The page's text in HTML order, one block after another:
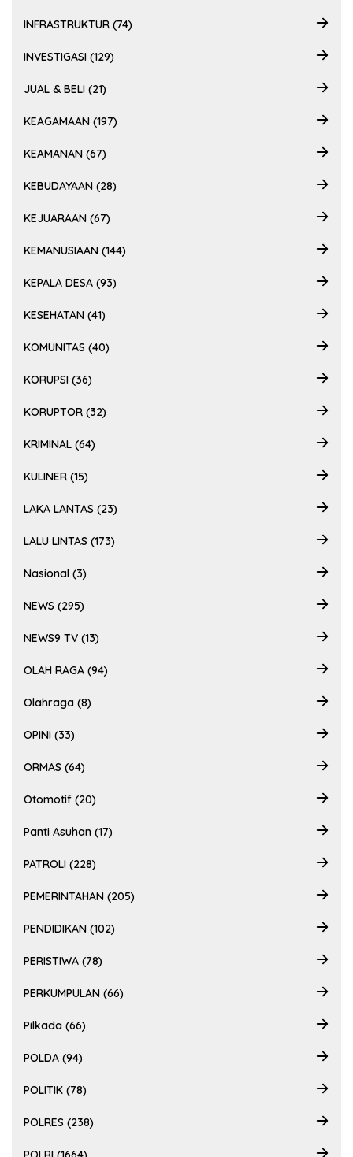
INFRASTRUKTUR (74)
INVESTIGASI (129)
JUAL & BELI (21)
KEAGAMAAN (197)
KEAMANAN (67)
KEBUDAYAAN (28)
KEJUARAAN (67)
KEMANUSIAAN (144)
KEPALA DESA (93)
KESEHATAN (41)
KOMUNITAS (40)
KORUPSI (36)
KORUPTOR (32)
KRIMINAL (64)
KULINER (15)
LAKA LANTAS (23)
LALU LINTAS (173)
Nasional (3)
NEWS (295)
NEWS9 TV (13)
OLAH RAGA (94)
Olahraga (8)
OPINI (33)
ORMAS (64)
Otomotif (20)
Panti Asuhan (17)
PATROLI (228)
PEMERINTAHAN (205)
PENDIDIKAN (102)
PERISTIWA (78)
PERKUMPULAN (66)
Pilkada (66)
POLDA (94)
POLITIK (78)
POLRES (238)